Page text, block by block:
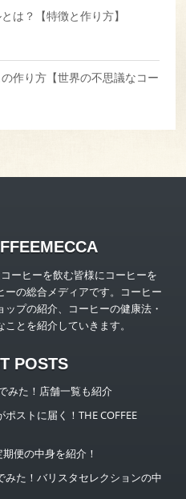
は？【特徴と作り方】
作り方【世界の不思議なコー
ーヒーを飲む皆様にコーヒーを
ーの総合メディアです。コーヒー
プの紹介、コーヒーの健康法・
とを紹介していきます。
POSTS
みた！店舗一覧も紹介
ストに届く！THE COFFEE
便の中身を紹介！
た！バリスタセレクションの中